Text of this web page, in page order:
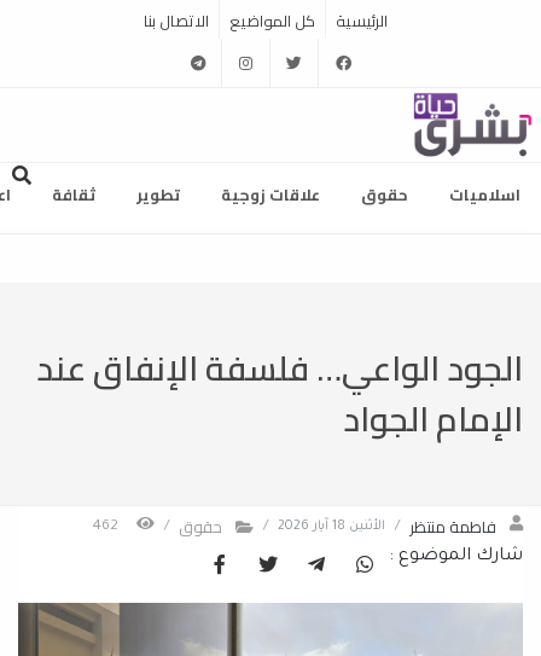
الرئيسية كل المواضيع الاتصال بنا
facebook
twitter
instagram
telegram
اسلاميات حقوق علاقات زوجية تطوير ثقافة
الجود الواعي… فلسفة الإنفاق عند
الإمام الجواد
فاطمة منتظر / الأثنين 18 آيار 2026 / حقوق /
شارك الموضوع :